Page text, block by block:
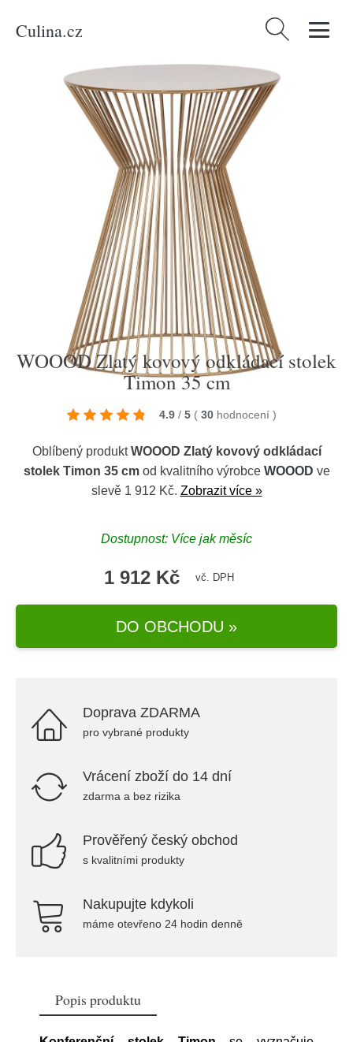
Culina.cz Vyhledávání
/Produkty
WOOOD Zlatý kovový odkládací
stolek Timon 35 cm
WOOOD Zlatý kovový odkládací stolek
Timon 35 cm
4.9 / 5 ( 30 hodnocení )
Oblíbený produktWOOOD Zlatý kovový odkládací
stolek Timon 35 cmod kvalitního výrobce WOOOD ve
slevě 1 912 Kč. Zobrazit více »
Dostupnost: Více jak měsíc
1 912 Kč vč. DPH
DO OBCHODU »
Doprava ZDARMA
pro vybrané produkty
Vrácení zboží do 14 dní
zdarma a bez rizika
Prověřený český obchod
s kvalitními produkty
Nakupujte kdykoli
máme otevřeno 24 hodin denně
Popis produktu